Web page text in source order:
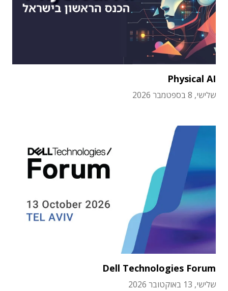
Physical AI
שלישי, 8 בספטמבר 2026
Dell Technologies Forum
שלישי, 13 באוקטובר 2026